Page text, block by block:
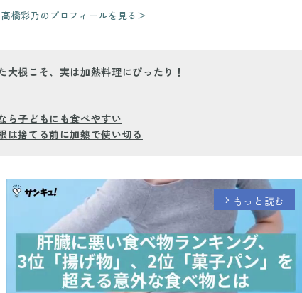
髙橋彩乃のプロフィールを見る＞
大根こそ、実は加熱料理にぴったり！
ら子どもにも食べやすい
は捨てる前に加熱で使い切る
arrow_forward_ios もっと読む